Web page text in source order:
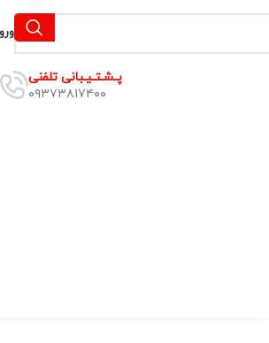
پـشـتـیـبانی تلفنی
۰۹۳۷۳۸۱۷۴۰۰